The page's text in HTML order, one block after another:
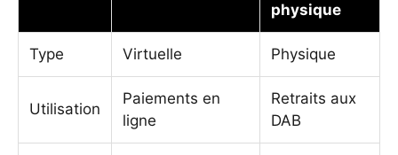
physique
Type Virtuelle Physique
Utilisation
Paiements en
ligne
Retraits aux
DAB